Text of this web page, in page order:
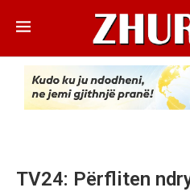
TV24: Përfliten